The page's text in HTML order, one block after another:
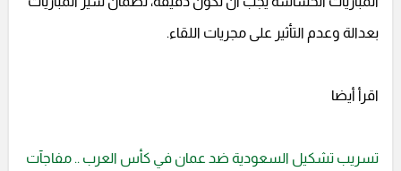
بعدالة وعدم التأثير على مجريات اللقاء.
اقرأ أيضا
تسريب تشكيل السعودية ضد عمان في كأس العرب .. مفاجآت